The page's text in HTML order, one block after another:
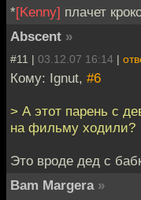
*[Kenny] плачет
Abscent »
#11 | 03.12.07 16:14 |
Кому: Ignut, #6
> А этот парень с
на фильму ходили?
Это вроде дед с
Bam Margera »